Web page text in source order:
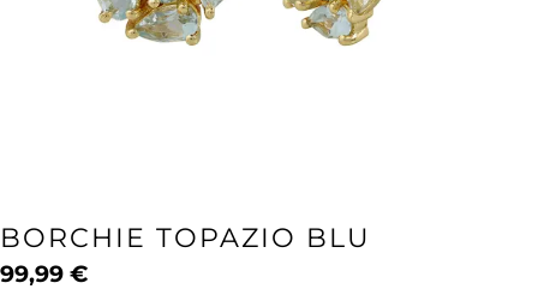
BORCHIE TOPAZIO BLU
99,99 €